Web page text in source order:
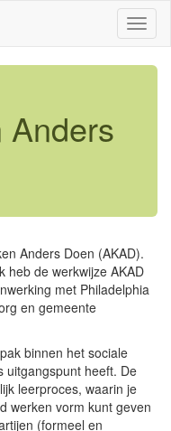
Anders
Anders Doen (AKAD).
heb de werkwijze AKAD
met Philadelphia
en gemeente
binnen het sociale
uitgangspunt heeft. De
leerproces, waarin je
werken vorm kunt geven
(formeel en